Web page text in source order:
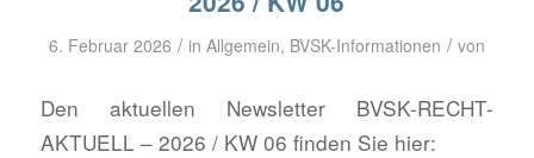
6. Februar 2026 / in Allgemein, BVSK-Informationen / von
Den aktuellen Newsletter BVSK-RECHT-
AKTUELL – 2026 / KW 06 finden Sie hier: